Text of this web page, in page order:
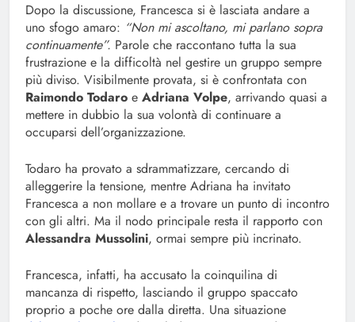
Dopo la discussione, Francesca si è lasciata andare a
uno sfogo amaro: “Non mi ascoltano, mi parlano sopra
continuamente”. Parole che raccontano tutta la sua
frustrazione e la difficoltà nel gestire un gruppo sempre
più diviso. Visibilmente provata, si è confrontata con
Raimondo Todaro e Adriana Volpe, arrivando quasi a
mettere in dubbio la sua volontà di continuare a
occuparsi dell’organizzazione.
Todaro ha provato a sdrammatizzare, cercando di
alleggerire la tensione, mentre Adriana ha invitato
Francesca a non mollare e a trovare un punto di incontro
con gli altri. Ma il nodo principale resta il rapporto con
Alessandra Mussolini, ormai sempre più incrinato.
Francesca, infatti, ha accusato la coinquilina di
mancanza di rispetto, lasciando il gruppo spaccato
proprio a poche ore dalla diretta. Una situazione